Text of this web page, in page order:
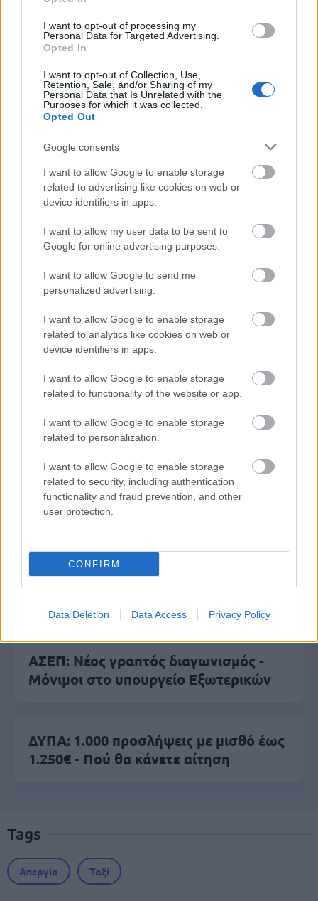
I want to opt-out of processing my
Personal Data for Targeted Advertising.
Opted In
I want to opt-out of Collection, Use,
Retention, Sale, and/or Sharing of my
Personal Data that Is Unrelated with the
Purposes for which it was collected.
Opted Out
Google consents
I want to allow Google to enable storage
related to advertising like cookies on web or
device identifiers in apps.
I want to allow my user data to be sent to
Google for online advertising purposes.
I want to allow Google to send me
personalized advertising.
I want to allow Google to enable storage
related to analytics like cookies on web or
device identifiers in apps.
I want to allow Google to enable storage
related to functionality of the website or app.
I want to allow Google to enable storage
related to personalization.
I want to allow Google to enable storage
related to security, including authentication
functionality and fraud prevention, and other
user protection.
CONFIRM
Data Deletion Data Access Privacy Policy
ΑΣΕΠ: Πιστοποίηση Αγγλικών σε
μόνο 2 ημέρες στα χέρια σας
ΑΣΕΠ: Εξ αποστάσεως η πιο Εύκολη
Πιστοποίηση Υπολογιστών σε 2
μέρες
Μάθε πρώτος όλες τις σημαντικές
ειδήσεις.
Βάλε το proson.gr στα αποτελέσματα
αναζήτησης της Google
Δημοφιλείς Ειδήσεις
ΑΣΕΠ: Αυτές είναι οι δύο επόμενες
προκηρύξεις «μαμούθ» (με μόρια)
Αλλάζουν τα χαρτονομίσματα ευρώ –
ΑΣΕΠ: Νέος γραπτός διαγωνισμός -
Μόνιμοι στο υπουργείο Εξωτερικών
ΔΥΠΑ: 1.000 προσλήψεις με μισθό έως
1.250€ - Πού θα κάνετε αίτηση
Tags
Απεργία Ταξί